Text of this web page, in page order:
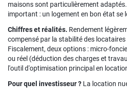
maisons sont particulièrement
important : un logement en bon état se
Chiffres et réalités. Rendement
compensé par la stabilité des locataires
Fiscalement, deux options : micro-
ou réel (déduction des charges et
l'outil d'optimisation principal en
Pour quel investisseur ? La location